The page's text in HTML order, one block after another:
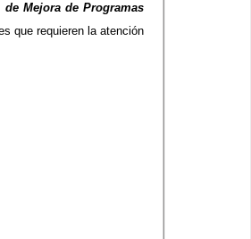
Mejora de Programas
que requieren la atención